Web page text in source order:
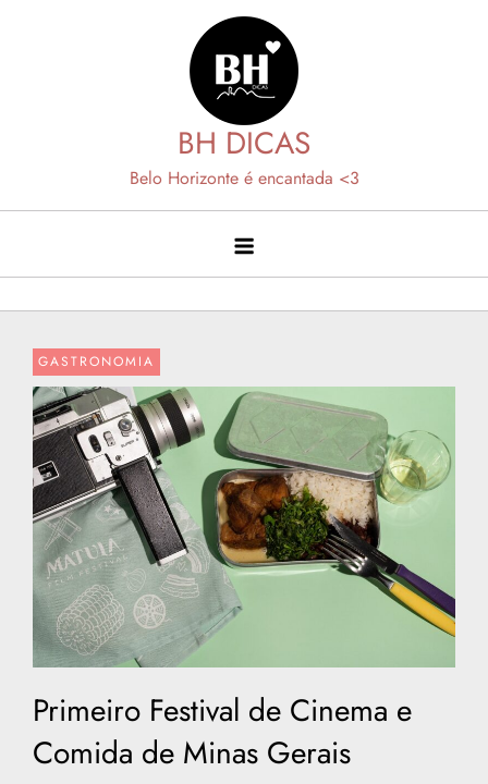
BH DICAS
Belo Horizonte é encantada <3
GASTRONOMIA
Primeiro Festival de Cinema e
Comida de Minas Gerais